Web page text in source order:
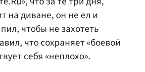
на диване, он не ел и
чтобы не захотеть
что сохраняет «боевой
себя «неплохо».